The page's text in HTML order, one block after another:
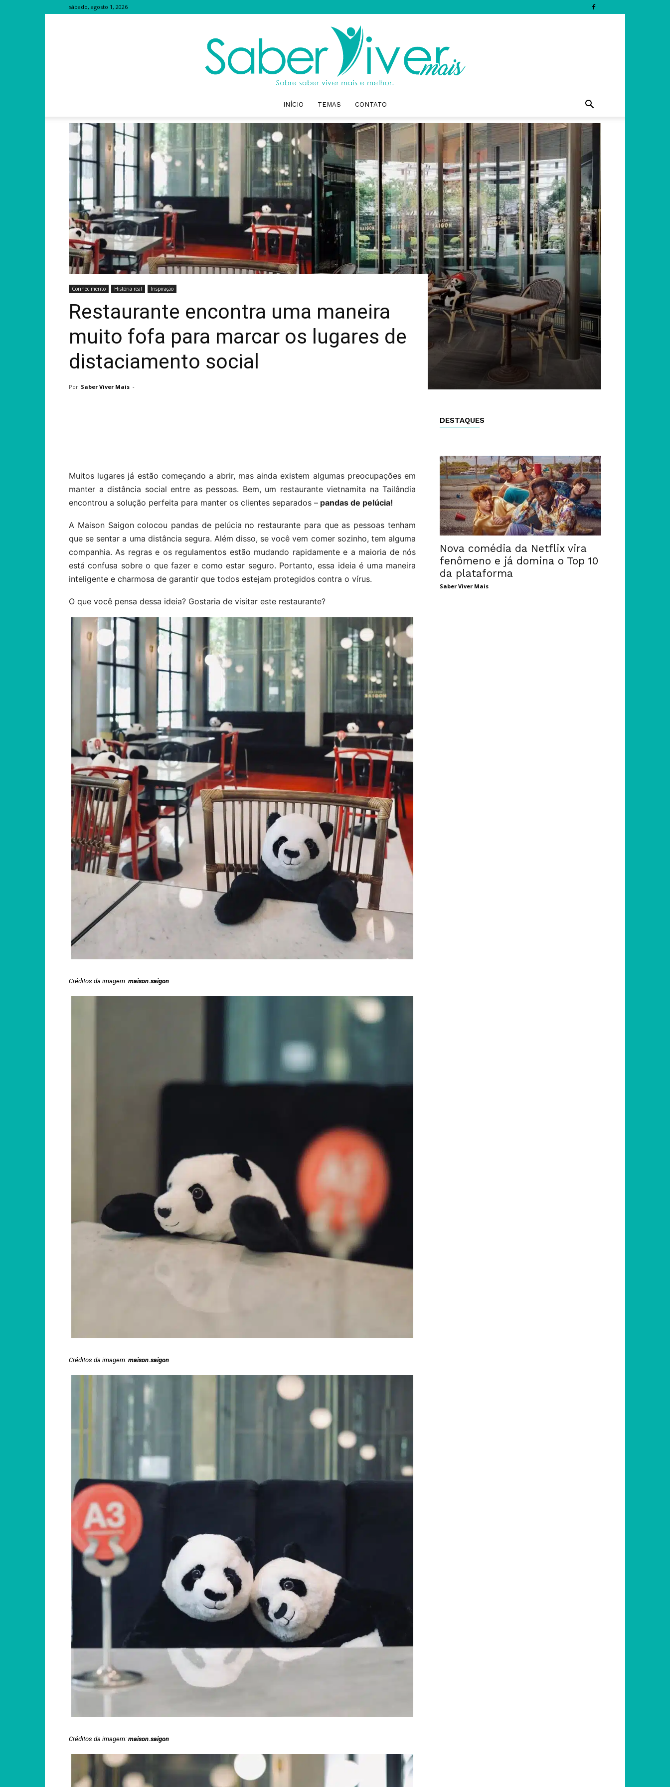
sábado, agosto 1, 2026
Saber
Viver
Mais
INÍCIO TEMAS CONTATO
Conhecimento História real Inspiração
Restaurante encontra uma maneira
muito fofa para marcar os lugares de
distaciamento social
Por Saber Viver Mais -
Muitos lugares já estão começando a abrir, mas ainda existem algumas preocupações em
manter a distância social entre as pessoas. Bem, um restaurante vietnamita na Tailândia
encontrou a solução perfeita para manter os clientes separados – pandas de pelúcia!
A Maison Saigon colocou pandas de pelúcia no restaurante para que as pessoas tenham
que se sentar a uma distância segura. Além disso, se você vem comer sozinho, tem alguma
companhia. As regras e os regulamentos estão mudando rapidamente e a maioria de nós
está confusa sobre o que fazer e como estar seguro. Portanto, essa ideia é uma maneira
inteligente e charmosa de garantir que todos estejam protegidos contra o vírus.
O que você pensa dessa ideia? Gostaria de visitar este restaurante?
Créditos da imagem: maison.saigon
Créditos da imagem: maison.saigon
Créditos da imagem: maison.saigon
DESTAQUES
Nova comédia da Netflix vira
fenômeno e já domina o Top 10
da plataforma
Saber Viver Mais